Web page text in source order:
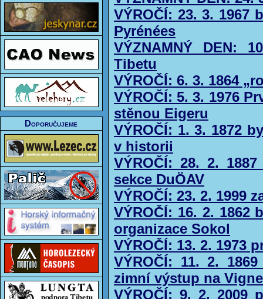
Doporučujeme
VÝROČÍ: 23. 3. 1967
Pyrénées
VÝZNAMNÝ DEN:
Tibetu
VÝROČÍ: 6. 3. 1864
VÝROČÍ: 5. 3. 1976
stěnou Eigeru
VÝROČÍ: 1. 3. 1872
v historii
VÝROČÍ: 28. 2.
sekce DuÖAV
VÝROČÍ: 23. 2. 1999
VÝROČÍ: 16. 2. 1862
organizace Sokol
VÝROČÍ: 13. 2. 1973
VÝROČÍ: 11. 2.
zimní výstup na
VÝROČÍ: 9. 2. 2009